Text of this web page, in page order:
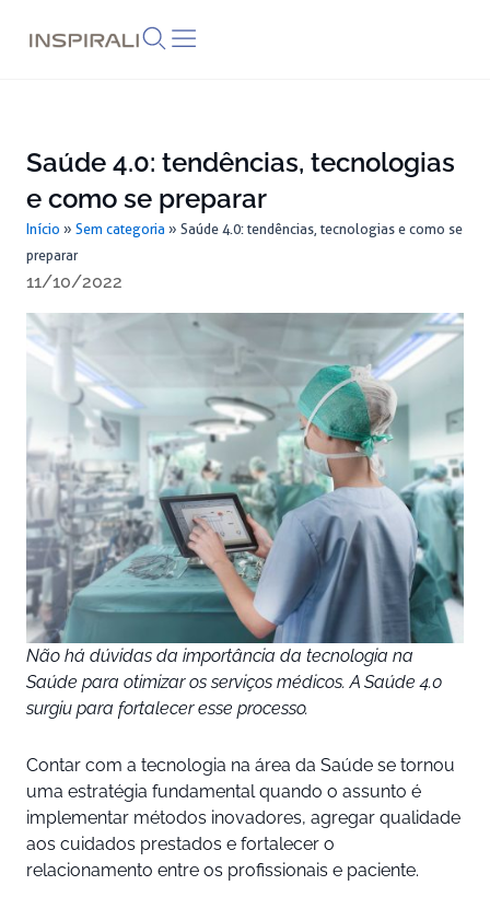
Saúde 4.0: tendências, tecnologias
e como se preparar
Início » Sem categoria » Saúde 4.0: tendências, tecnologias e como se
preparar
11/10/2022
Não há dúvidas da importância da tecnologia na
Saúde para otimizar os serviços médicos. A Saúde 4.0
surgiu para fortalecer esse processo.
Contar com a tecnologia na área da Saúde se tornou
uma estratégia fundamental quando o assunto é
implementar métodos inovadores, agregar qualidade
aos cuidados prestados e fortalecer o
relacionamento entre os profissionais e paciente.